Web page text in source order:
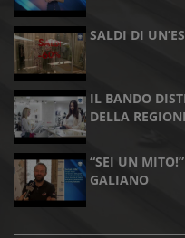
SALDI DI
IL BANDO
DELLA
“SEI UN
GALIANO